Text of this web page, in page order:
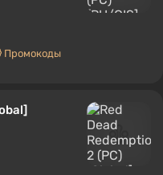
Промокоды